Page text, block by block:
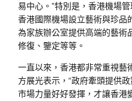
易中心。”特別是，香港機場
香港國際機場設立藝術與珍品
為家族辦公室提供高端的藝術
修復、鑒定等等。
一直以來，香港都非常重視藝
方展光表示，“政府牽頭提供
市場力量好好發揮，才讓香港